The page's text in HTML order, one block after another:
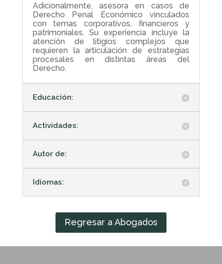
Adicionalmente, asesora en casos de
Derecho Penal Económico vinculados
con temas corporativos, financieros y
patrimoniales. Su experiencia incluye la
atención de litigios complejos que
requieren la articulación de estrategias
procesales en distintas áreas del
Derecho.
Educación:
Actividades:
Autor de:
Idiomas:
Regresar a Abogados